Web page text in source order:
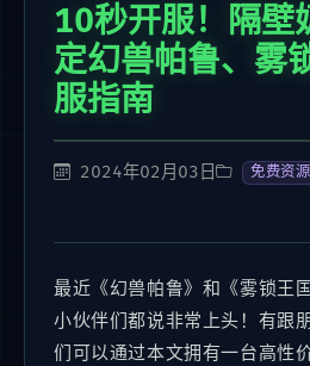
10秒开服！隔壁
定幻兽帕鲁、雾
服指南
2024年02月03日 免费资源
最近《幻兽帕鲁》和《雾锁王
小伙伴们都说非常上头！有跟
们可以通过本文拥有一台高性